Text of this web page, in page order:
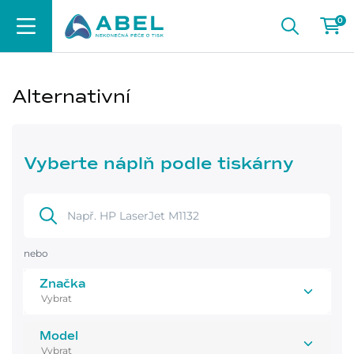
0
Alternativní
Vyberte náplň podle tiskárny
nebo
Značka
Model